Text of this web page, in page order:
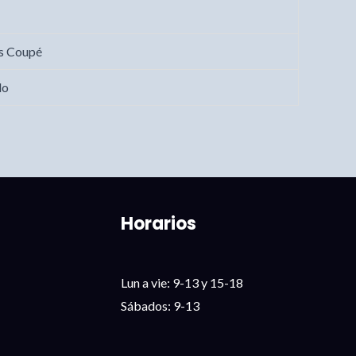
Coupé
Horarios
Lun a vie: 9-13 y 15-18
Sábados: 9-13